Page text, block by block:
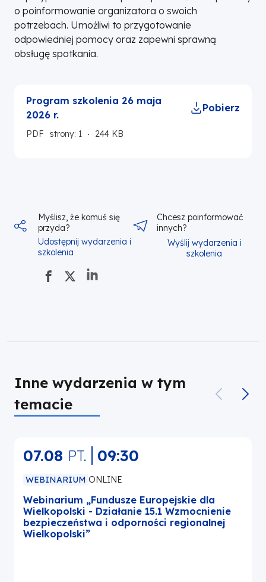
o poinformowanie organizatora o swoich
potrzebach. Umożliwi to przygotowanie
odpowiedniej pomocy oraz zapewni sprawną
obsługę spotkania.
Program szkolenia 26 maja
2026 r.
Pobierz
PDF strony: 1 244 KB
Myślisz, że komuś się
przyda?
Udostępnij wydarzenia i
szkolenia
Chcesz poinformować
innych?
Wyślij wydarzenia i
szkolenia
Inne wydarzenia w tym
temacie
07.08 PT. 09:30
WEBINARIUM ONLINE
Webinarium „Fundusze Europejskie dla
Wielkopolski - Działanie 15.1 Wzmocnienie
bezpieczeństwa i odporności regionalnej
Wielkopolski”